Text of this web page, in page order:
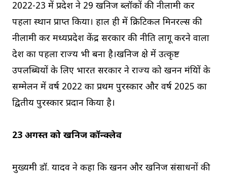
2022-23 में प्रदेश ने 29 खनिज ब्लॉकों की नीलामी कर
पहला स्थान प्राप्त किया। हाल ही में क्रिटिकल मिनरल्स की
नीलामी कर मध्यप्रदेश केंद्र सरकार की नीति लागू करने वाला
देश का पहला राज्य भी बना है।खनिज क्षेत्र में उत्कृष्ट
उपलब्धियों के लिए भारत सरकार ने राज्य को खनन मंत्रियों के
सम्मेलन में वर्ष 2022 का प्रथम पुरस्कार और वर्ष 2025 का
द्वितीय पुरस्कार प्रदान किया है।
23 अगस्त को खनिज कॉन्क्लेव
मुख्यमंत्री डॉ. यादव ने कहा कि खनन और खनिज संसाधनों की